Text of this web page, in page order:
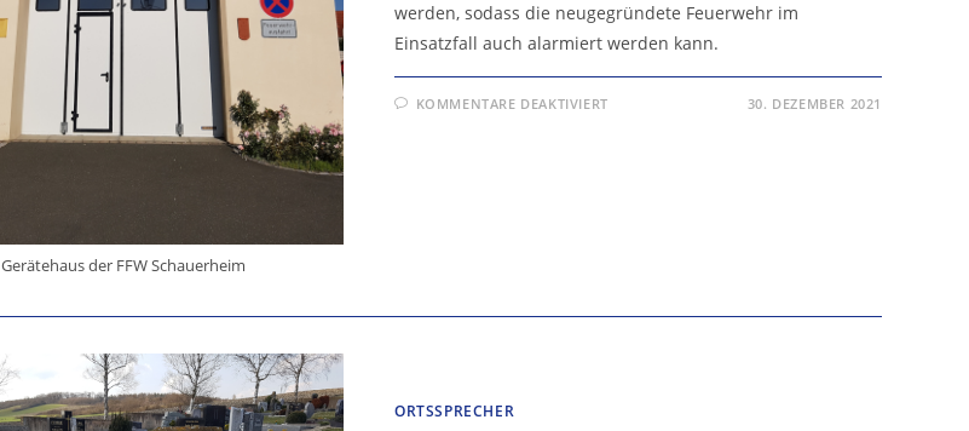
Gerätehaus der FFW Schauerheim
werden, sodass die neugegründete Feuerwehr im
Einsatzfall auch alarmiert werden kann.
KOMMENTARE DEAKTIVIERTFÜR 30. DEZEMBER 2021
ORTSSPRECHER